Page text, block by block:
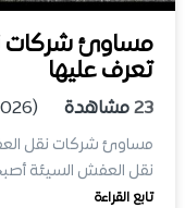
مساوئ شركات
تعرف عليها
23 مشاهدة (2/2/2026)
مساوئ شركات نقل
نقل العفش السيئة
تابع القراءة